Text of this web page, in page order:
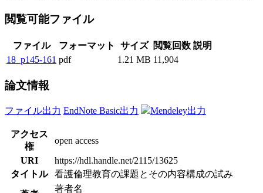
閲覧可能ファイル
ファイル フォーマット サイズ 閲覧回数 説明
18_p145-161 pdf 1.21 MB 11,904
論文情報
ファイル出力 EndNote Basic出力 Mendeley出力
アクセス
権
open access
URI
https://hdl.handle.net/2115/13625
タイトル
看護倫理教育の課題とその内容構成の試み
著者名